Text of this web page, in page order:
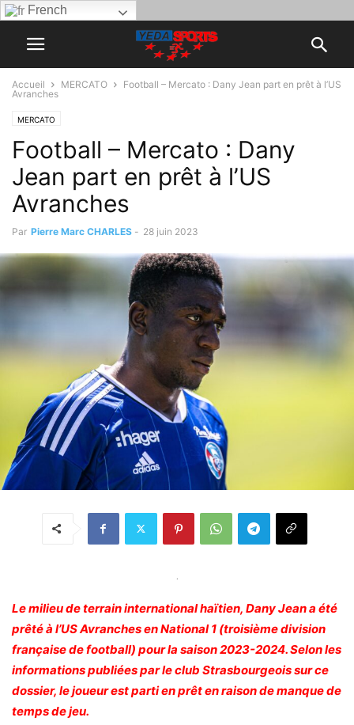
French
Accueil MERCATO
Football – Mercato : Dany Jean part en prêt à l’US
Avranches
MERCATO
Football – Mercato : Dany
Jean part en prêt à l’US
Avranches
Par Pierre Marc CHARLES - 28 juin 2023
Le milieu de terrain international haïtien, Dany Jean a été
prêté à l’US Avranches en National 1 (troisième division
française de football) pour la saison 2023-2024. Selon les
informations publiées par le club Strasbourgeois sur ce
dossier, le joueur est parti en prêt en raison de manque de
temps de jeu.